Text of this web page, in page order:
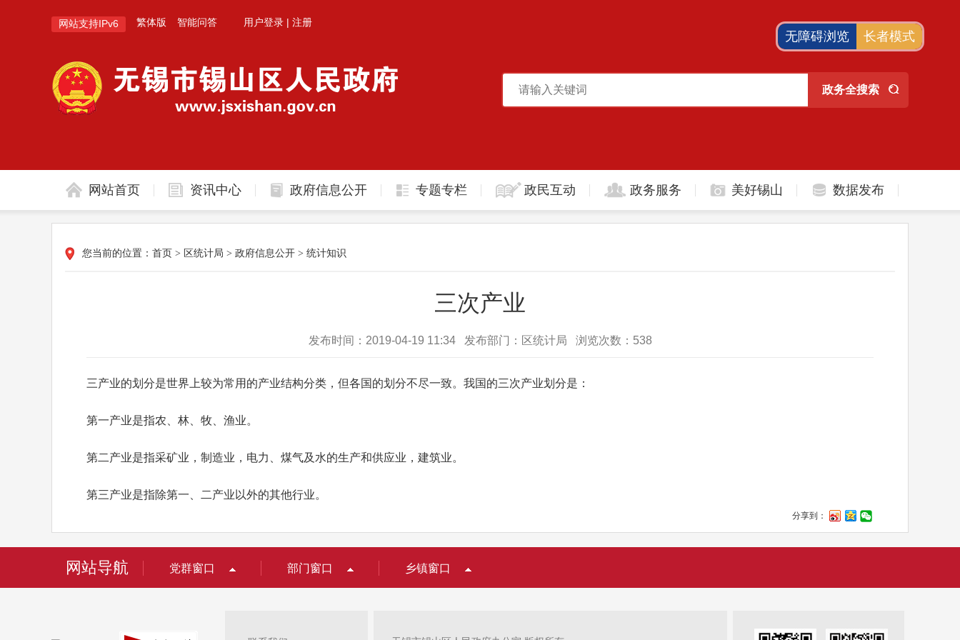
网站支持IPv6 繁体版 智能问答 用户登录 | 注册
网站首页 资讯中心 政府信息公开 专题专栏 政民互动 政务服务 美好锡山 数据发布
您当前的位置： 首页 > 区统计局 > 政府信息公开 > 统计知识
三次产业
发布时间：2019-04-19 11:34 发布部门：区统计局 浏览次数： 538
三产业的划分是世界上较为常用的产业结构分类，但各国的划分不尽一致。我国的三次产业划分是：
第一产业是指农、林、牧、渔业。
第二产业是指采矿业，制造业，电力、煤气及水的生产和供应业，建筑业。
第三产业是指除第一、二产业以外的其他行业。
分享到：
网站导航 党群窗口 部门窗口 乡镇窗口
无障碍浏览 长者模式